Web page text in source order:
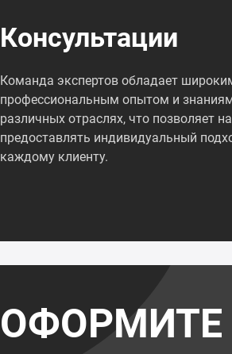
Консультации
Команда экспертов обладает
профессиональным опытом и
различных отраслях, что позволяет
предоставлять индивидуальный
каждому клиенту.
ОФОРМИТЕ